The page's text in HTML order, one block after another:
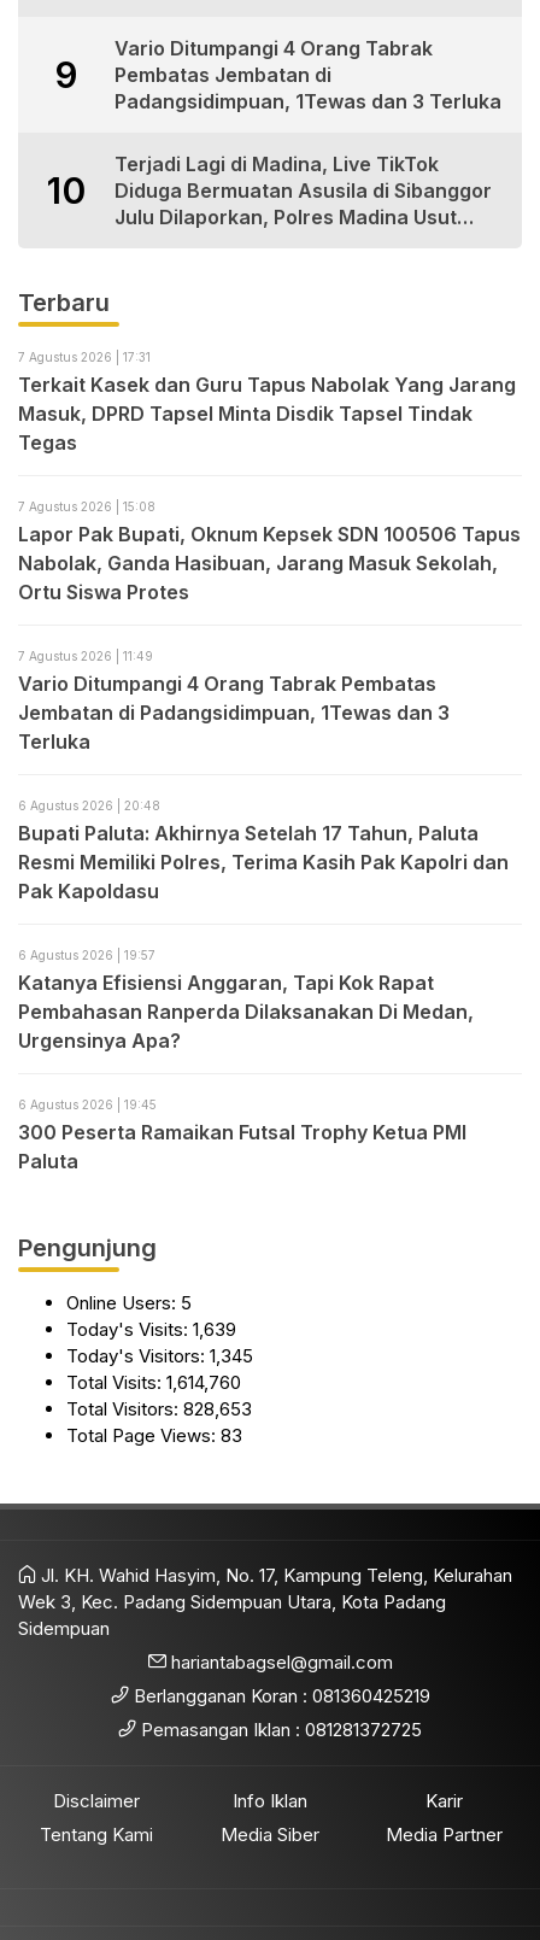
9
Vario Ditumpangi 4 Orang Tabrak
Pembatas Jembatan di
Padangsidimpuan, 1Tewas dan 3 Terluka
10
Terjadi Lagi di Madina, Live TikTok
Diduga Bermuatan Asusila di Sibanggor
Julu Dilaporkan, Polres Madina Usut
Terbaru
7 Agustus 2026 | 17:31
Terkait Kasek dan Guru Tapus Nabolak Yang Jarang
Masuk, DPRD Tapsel Minta Disdik Tapsel Tindak
Tegas
7 Agustus 2026 | 15:08
Lapor Pak Bupati, Oknum Kepsek SDN 100506 Tapus
Nabolak, Ganda Hasibuan, Jarang Masuk Sekolah,
Ortu Siswa Protes
7 Agustus 2026 | 11:49
Vario Ditumpangi 4 Orang Tabrak Pembatas
Jembatan di Padangsidimpuan, 1Tewas dan 3
Terluka
6 Agustus 2026 | 20:48
Bupati Paluta: Akhirnya Setelah 17 Tahun, Paluta
Resmi Memiliki Polres, Terima Kasih Pak Kapolri dan
Pak Kapoldasu
6 Agustus 2026 | 19:57
Katanya Efisiensi Anggaran, Tapi Kok Rapat
Pembahasan Ranperda Dilaksanakan Di Medan,
Urgensinya Apa?
6 Agustus 2026 | 19:45
300 Peserta Ramaikan Futsal Trophy Ketua PMI
Paluta
Pengunjung
Online Users: 5
Today's Visits: 1,639
Today's Visitors: 1,345
Total Visits: 1,614,760
Total Visitors: 828,653
Total Page Views: 83
Jl. KH. Wahid Hasyim, No. 17, Kampung Teleng, Kelurahan
Wek 3, Kec. Padang Sidempuan Utara, Kota Padang
Sidempuan
hariantabagsel@gmail.com
Berlangganan Koran : 081360425219
Pemasangan Iklan : 081281372725
Disclaimer
Tentang Kami
Info Iklan
Media Siber
Karir
Media Partner